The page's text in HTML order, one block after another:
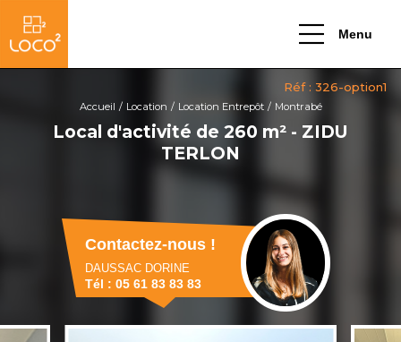
Menu
Local d'activité de 260 m² - ZIDU
TERLON
Accueil Location Location Entrepôt Montrabé
Contactez-nous !
DAUSSAC DORINE
Tél : 05 61 83 83 83